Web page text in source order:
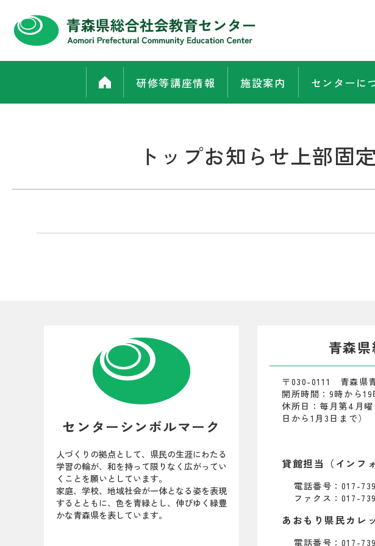
研修等講座情報 施設案内 センターに
トップお知らせ上部固
センターシンボルマーク
人づくりの拠点として、県民の生涯にわたる
学習の輪が、和を持って限りなく広がってい
くことを願いとしています。
家庭、学校、地域社会が一体となる姿を表現
するとともに、色を青緑とし、伸びゆく緑豊
かな青森県を表しています。
青森
〒030-0111 青森県
開所時間：9時から19
休所日：毎月第4月
日から1月3日まで）
貸館担当（インフ
電話番号：017-
ファクス：017-
あおもり県民カレ
電話番号：017-